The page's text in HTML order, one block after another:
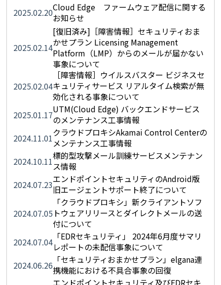
2025.02.20Cloud Edge ファームウェア配信に関する
お知らせ
2025.02.14
[復旧済み]［障害情報］セキュリティおま
かせプラン Licensing Management
Platform（LMP）からのメールが届かない
事象について
2025.02.04
［障害情報］ウイルスバスター ビジネスセ
キュリティサービス リアルタイム検索が無
効化される事象について
2025.01.17UTM(Cloud Edge) バックエンドサービス
のメンテナンス工事情報
2024.11.01クラウドプロキシAkamai Control Centerの
メンテナンス工事情報
2024.10.11標的型攻撃メール訓練サービスメンテナン
ス情報
2024.07.23エンドポイントセキュリティのAndroid版
旧エージェントサポート終了について
2024.07.05
「クラウドプロキシ」新クライアントソフ
トウェアリリースとダイレクトメールの送
付について
2024.07.04 「EDRセキュリティ」 2024年6月度サマリ
レポートの未配信事象について
2024.06.26 「セキュリティおまかせプラン」elgana連
携機能における不具合事象の回復
エンドポイントセキュリティ及びEDRセキ